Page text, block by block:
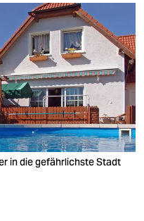
in die gefährlichste Stadt